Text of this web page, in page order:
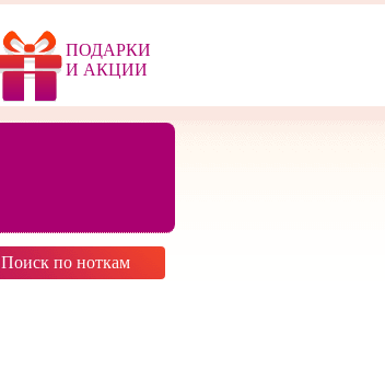
ПОДАРКИ
И АКЦИИ
Поиск по ноткам